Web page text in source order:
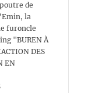
de
la
furoncle
"BUREN À
DES
EN